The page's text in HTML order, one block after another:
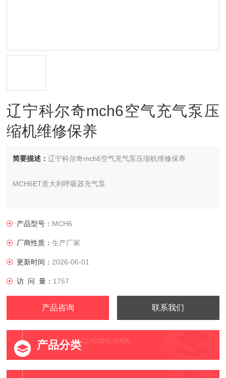
辽宁科尔奇mch6空气充气泵压
缩机维修保养
简要描述：辽宁科尔奇mch6空气充气泵压缩机维修保养
MCH6ET意大利呼吸器充气泵
其高品质、高性价比、优服务的特点获得150多个国家和地区的
产品型号： MCH6
厂商性质：生产厂家
更新时间： 2026-06-01
访 问 量： 1757
产品咨询 联系我们
产品分类CLASSIFICATION